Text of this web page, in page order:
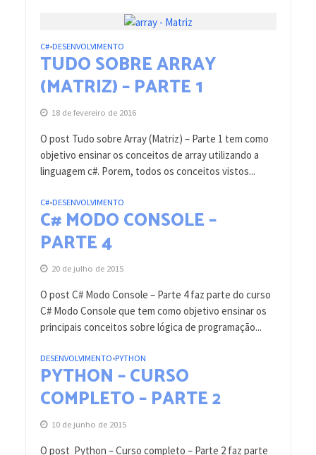
C#•DESENVOLVIMENTO
TUDO SOBRE ARRAY
(MATRIZ) – PARTE 1
18 de fevereiro de 2016
O post Tudo sobre Array (Matriz) – Parte 1 tem como
objetivo ensinar os conceitos de array utilizando a
linguagem c#. Porem, todos os conceitos vistos...
C#•DESENVOLVIMENTO
C# MODO CONSOLE –
PARTE 4
20 de julho de 2015
O post C# Modo Console – Parte 4 faz parte do curso
C# Modo Console que tem como objetivo ensinar os
principais conceitos sobre lógica de programação...
DESENVOLVIMENTO•PYTHON
PYTHON – CURSO
COMPLETO – PARTE 2
10 de junho de 2015
O post Python – Curso completo – Parte 2 faz parte